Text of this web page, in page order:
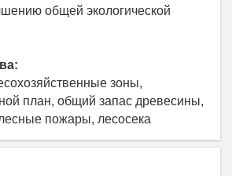
общей экологической
зоны,
план, общий запас древесины,
пожары, лесосека